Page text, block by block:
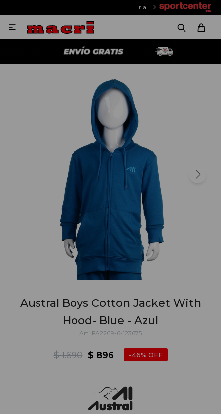
Ir a

Austral Boys Cotton Jacket With
Hood- Blue - Azul
FA2209-6-123675
$ 896
$ 1.690 46